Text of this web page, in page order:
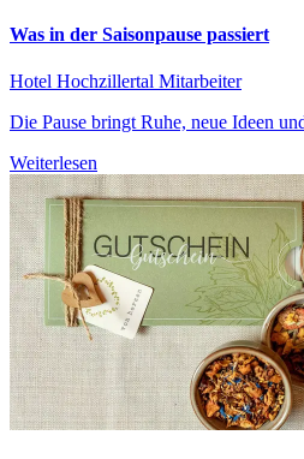
Was in der Saisonpause passiert
Hotel Hochzillertal Mitarbeiter
Die Pause bringt Ruhe, neue Ideen
Weiterlesen